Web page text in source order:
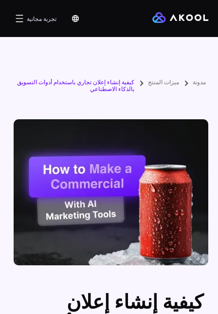
تجربة مجانية
مدونة ميزات المنتج
كيفية إنشاء إعلان تجاري باستخدام أدوات التسويق
بالذكاء الاصطناعي
كيفية إنشاء إعلان